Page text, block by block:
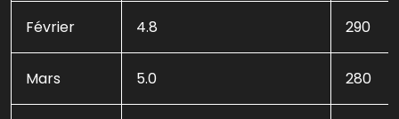
Février 4.8 290
Mars 5.0 280